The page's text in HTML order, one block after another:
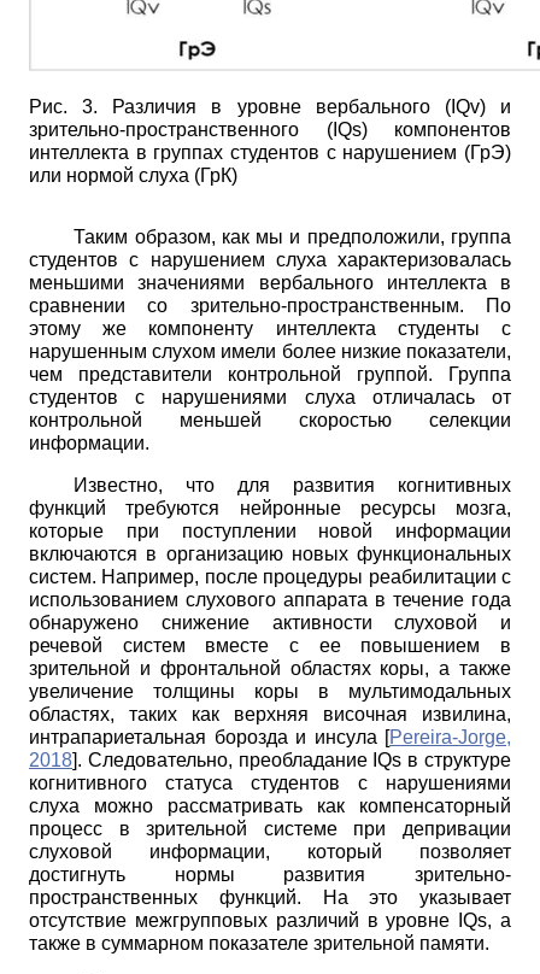
Рис. 3. Различия в уровне вербального (IQv) и
зрительно-пространственного (IQs) компонентов
интеллекта в группах студентов с нарушением (ГрЭ)
или нормой слуха (ГрК)
Таким образом, как мы и предположили, группа
студентов с нарушением слуха характеризовалась
меньшими значениями вербального интеллекта в
сравнении со зрительно-пространственным. По
этому же компоненту интеллекта студенты с
нарушенным слухом имели более низкие показатели,
чем представители контрольной группой. Группа
студентов с нарушениями слуха отличалась от
контрольной меньшей скоростью селекции
информации.
Известно, что для развития когнитивных
функций требуются нейронные ресурсы мозга,
которые при поступлении новой информации
включаются в организацию новых функциональных
систем. Например, после процедуры реабилитации с
использованием слухового аппарата в течение года
обнаружено снижение активности слуховой и
речевой систем вместе с ее повышением в
зрительной и фронтальной областях коры, а также
увеличение толщины коры в мультимодальных
областях, таких как верхняя височная извилина,
интрапариетальная борозда и инсула [Pereira-Jorge,
2018]. Следовательно, преобладание IQs в структуре
когнитивного статуса студентов с нарушениями
слуха можно рассматривать как компенсаторный
процесс в зрительной системе при депривации
слуховой информации, который позволяет
достигнуть нормы развития зрительно­
пространственных функций. На это указывает
отсутствие межгрупповых различий в уровне
IQs,а
также в суммарном показателе зрительной памяти.